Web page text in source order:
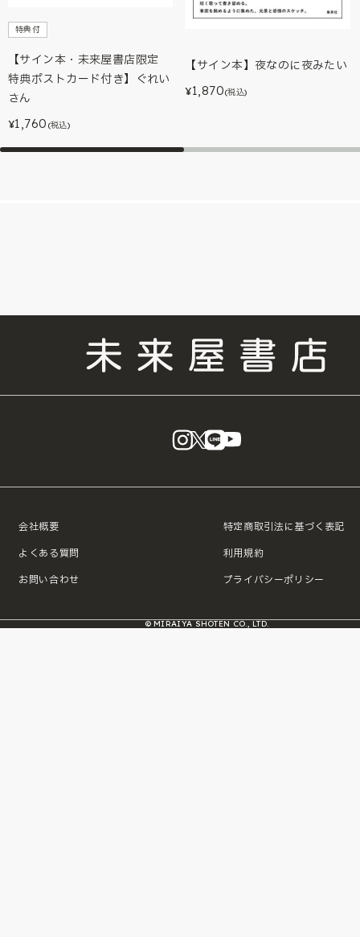
特典付
【サイン本・未来屋書店限定
特典ポストカード付き】ぐれい
さん
¥1,760 (税込)
【サイン本】夜なのに夜みたい
¥1,870(税込)
instagram
X LINE
会社概要
よくある質問
お問い合わせ
特定商取引法に基づく表記
利用規約
プライバシーポリシー
© MIRAIYA SHOTEN CO., LTD.